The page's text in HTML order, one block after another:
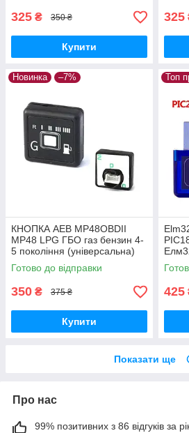
325 ₴ 350 ₴
Купити
325
Новинка –7%
КНОПКА AEB MP48OBDII
MP48 LPG ГБО газ бензин 4-
5 покоління (універсальна)
Готово до відправки
350 ₴ 375 ₴
Купити
Топ
425
Показати ще
Про нас
99% позитивних з 86 відгуків за